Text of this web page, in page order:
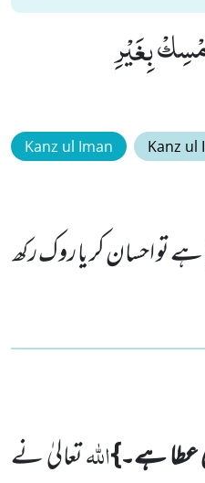
بِغَیْرِ
Kanz ul Iman Kanz ul
تو احسان کر یا روک رکھ
عطا ہے۔}اللہتعالیٰ نے